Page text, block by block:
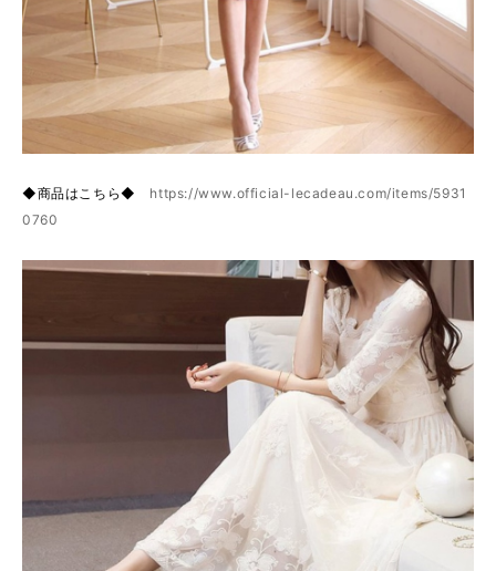
◆商品はこちら◆ https://www.official-lecadeau.com/items/5931
0760